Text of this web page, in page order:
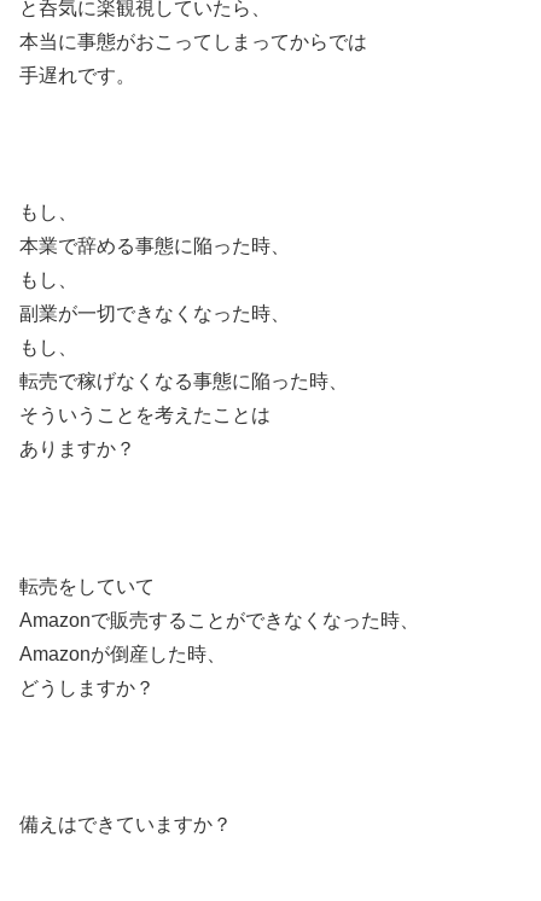
と呑気に楽観視していたら、
本当に事態がおこってしまってからでは
手遅れです。
もし、
本業で辞める事態に陥った時、
もし、
副業が一切できなくなった時、
もし、
転売で稼げなくなる事態に陥った時、
そういうことを考えたことは
ありますか？
転売をしていて
Amazonで販売することができなくなった時、
Amazonが倒産した時、
どうしますか？
備えはできていますか？